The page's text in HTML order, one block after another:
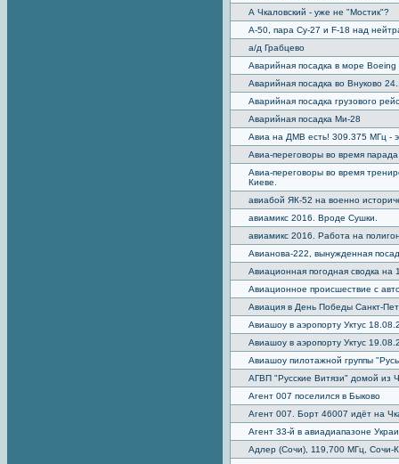
А Чкаловский - уже не "Мостик"?
А-50, пара Су-27 и F-18 над
а/д Грабцево
Аварийная посадка в море Boeing
Аварийная посадка во Внуково
Аварийная посадка грузового
Аварийная посадка Ми-28
Авиа на ДМВ есть! 309.375 МГц -
Авиа-переговоры во время
Авиа-переговоры во время
Киеве.
авиабой ЯК-52 на военно
авиамикс 2016. Вроде Сушки.
авиамикс 2016. Работа на
Авианова-222, вынужденная
Авиационная погодная сводка на
Авиационное происшествие с
Авиация в День Победы Санкт-
Авиашоу в аэропорту Уктус
Авиашоу в аэропорту Уктус
Авиашоу пилотажной группы
АГВП "Русские Витязи" домой из
Агент 007 поселился в Быково
Агент 007. Борт 46007 идёт на
Агент 33-й в авиадиапазоне
Адлер (Сочи), 119,700 МГц, Сочи-